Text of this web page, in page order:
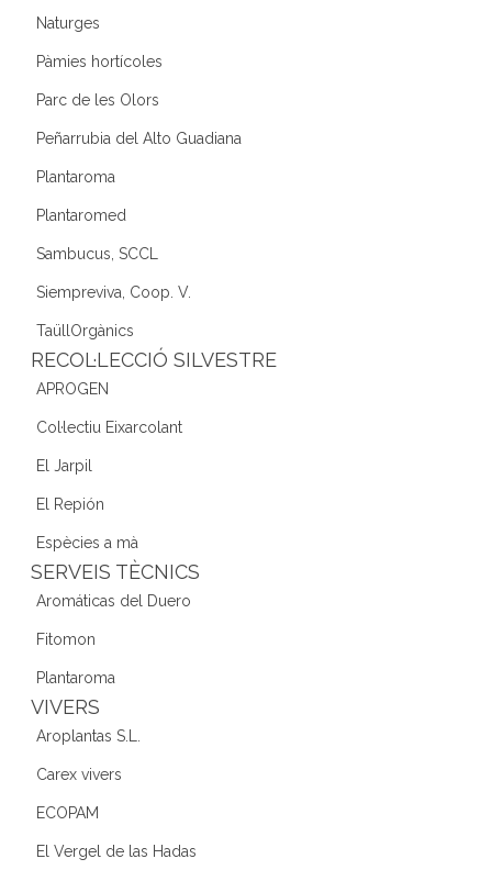
Naturges
Pàmies hortícoles
Parc de les Olors
Peñarrubia del Alto Guadiana
Plantaroma
Plantaromed
Sambucus, SCCL
Siempreviva, Coop. V.
TaüllOrgànics
RECOL·LECCIÓ SILVESTRE
APROGEN
Col·lectiu Eixarcolant
El Jarpil
El Repión
Espècies a mà
SERVEIS TÈCNICS
Aromáticas del Duero
Fitomon
Plantaroma
VIVERS
Aroplantas S.L.
Carex vivers
ECOPAM
El Vergel de las Hadas